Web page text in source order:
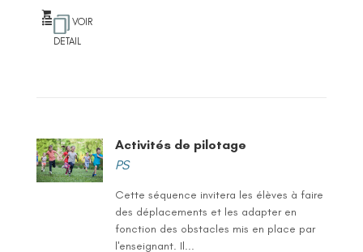
VOIR
DETAIL
Activités de pilotage
PS
Cette séquence invitera les élèves à faire
des déplacements et les adapter en
fonction des obstacles mis en place par
l'enseignant. Il...